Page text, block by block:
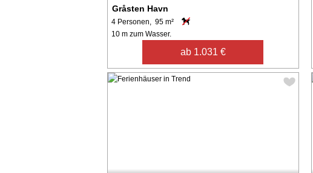
Gråsten Havn
4 Personen, 95 m²
10 m zum Wasser.
ab 1.031 €